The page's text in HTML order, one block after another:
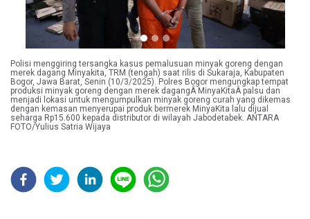
Polisi menggiring tersangka kasus pemalusuan minyak goreng dengan
merek dagang Minyakita, TRM (tengah) saat rilis di Sukaraja, Kabupaten
Bogor, Jawa Barat, Senin (10/3/2025). Polres Bogor mengungkap tempat
produksi minyak goreng dengan merek dagangÂ MinyaKitaÂ palsu dan
menjadi lokasi untuk mengumpulkan minyak goreng curah yang dikemas
dengan kemasan menyerupai produk bermerek MinyaKita lalu dijual
seharga Rp15.600 kepada distributor di wilayah Jabodetabek. ANTARA
FOTO/Yulius Satria Wijaya